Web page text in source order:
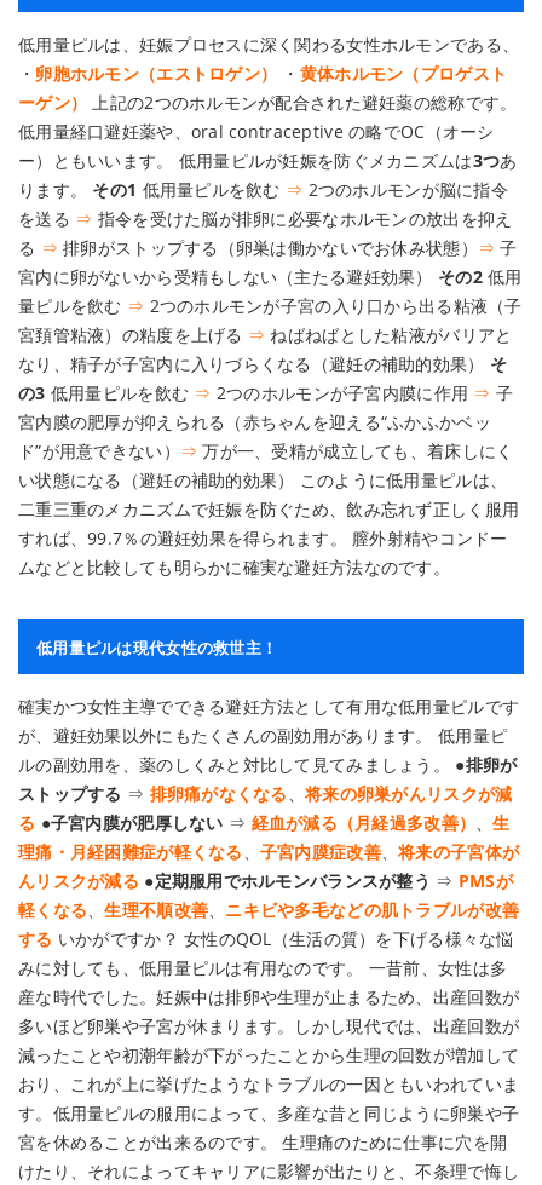
低用量ピルは、妊娠プロセスに深く関わる女性ホルモンである、
・ 卵胞ホルモン（エストロゲン） ・ 黄体ホルモン（プロゲスト
ーゲン）
上記の2つのホルモンが配合された避妊薬の総称です。
低用量経口避妊薬や、oral contraceptive の略でOC（オーシ
ー）ともいいます。 低用量ピルが妊娠を防ぐメカニズムは3つあ
ります。 その1 低用量ピルを飲む ⇒ 2つのホルモンが脳に指令
を送る ⇒ 指令を受けた脳が排卵に必要なホルモンの放出を抑え
る ⇒ 排卵がストップする（卵巣は働かないでお休み状態） ⇒ 子
宮内に卵がないから受精もしない（主たる避妊効果） その2低用
量ピルを飲む ⇒ 2つのホルモンが子宮の入り口から出る粘液（子
宮頚管粘液）の粘度を上げる ⇒ ねばねばとした粘液がバリアと
なり、精子が子宮内に入りづらくなる（避妊の補助的効果） そ
の3 低用量ピルを飲む ⇒ 2つのホルモンが子宮内膜に作用 ⇒ 子
宮内膜の肥厚が抑えられる（赤ちゃんを迎える“ふかふかベッ
ド”が用意できない） ⇒ 万が一、受精が成立しても、着床しにく
い状態になる（避妊の補助的効果） このように低用量ピルは、
二重三重のメカニズムで妊娠を防ぐため、飲み忘れず正しく服用
すれば、99.7％の避妊効果を得られます。 膣外射精やコンドー
ムなどと比較しても明らかに確実な避妊方法なのです。
低用量ピルは現代女性の救世主！
確実かつ女性主導でできる避妊方法として有用な低用量ピルです
が、避妊効果以外にもたくさんの副効用があります。 低用量ピ
ルの副効用を、薬のしくみと対比して見てみましょう。 ●排卵が
ストップする ⇒ 排卵痛がなくなる、将来の卵巣がんリスクが減
る ●子宮内膜が肥厚しない ⇒ 経血が減る（月経過多改善） 、生
理痛・月経困難症が軽くなる、 子宮内膜症改善、将来の子宮体が
んリスクが減る ●定期服用でホルモンバランスが整う ⇒ PMSが
軽くなる、生理不順改善、 ニキビや多毛などの肌トラブルが改善
する いかがですか？ 女性のQOL（生活の質）を下げる様々な悩
みに対しても、低用量ピルは有用なのです。 一昔前、女性は多
産な時代でした。妊娠中は排卵や生理が止まるため、出産回数が
多いほど卵巣や子宮が休まります。しかし現代では、出産回数が
減ったことや初潮年齢が下がったことから生理の回数が増加して
おり、これが上に挙げたようなトラブルの一因ともいわれていま
す。低用量ピルの服用によって、多産な昔と同じように卵巣や子
宮を休めることが出来るのです。 生理痛のために仕事に穴を開
けたり、それによってキャリアに影響が出たりと、不条理で悔し